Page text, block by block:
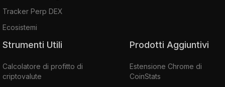
Tracker Perp DEX
Ecosistemi
Strumenti Utili
Calcolatore di profitto di
criptovalute
Prodotti Aggiuntivi
Estensione Chrome di
CoinStats